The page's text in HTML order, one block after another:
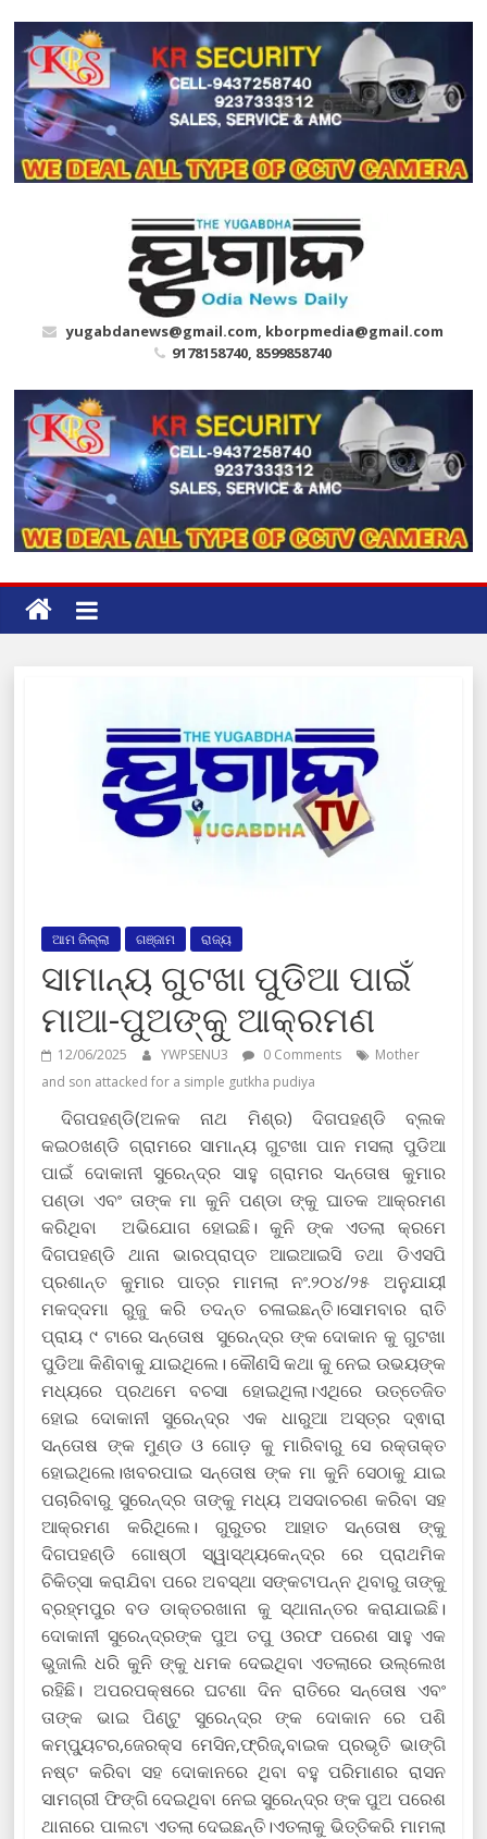
content
yugabdanews@gmail.com, kborpmedia@gmail.com
9178158740, 8599858740
ଆମ ଜିଲ୍ଲା ଗଞ୍ଜାମ ରାଜ୍ୟ
ସାମାନ୍ୟ ଗୁଟଖା ପୁଡିଆ ପାଇଁ
ମାଆ-ପୁଅଙ୍କୁ ଆକ୍ରମଣ
12/06/2025 YWPSENU3 0 Comments
Mother
and son attacked for a simple gutkha pudiya
ଦିଗପହଣ୍ଡି(ଅଳକ ନାଥ ମିଶ୍ର) ଦିଗପହଣ୍ଡି ବ୍ଲକ
କଇଠଖଣ୍ଡି ଗ୍ରାମରେ ସାମାନ୍ୟ ଗୁଟଖା ପାନ ମସଲା ପୁଡିଆ
ପାଇଁ ଦୋକାନୀ ସୁରେନ୍ଦ୍ର ସାହୁ ଗ୍ରାମର ସନ୍ତୋଷ କୁମାର
ପଣ୍ଡା ଏବଂ ତାଙ୍କ ମା କୁନି ପଣ୍ଡା ଙ୍କୁ ଘାତକ ଆକ୍ରମଣ
କରିଥିବା ଅଭିଯୋଗ ହୋଇଛି। କୁନି ଙ୍କ ଏତଲା କ୍ରମେ
ଦିଗପହଣ୍ଡି ଥାନା ଭାରପ୍ରାପ୍ତ ଆଇଆଇସି ତଥା ଡିଏସପି
ପ୍ରଶାନ୍ତ କୁମାର ପାତ୍ର ମାମଲା ନଂ.୨୦୪/୨୫ ଅନୁଯାୟୀ
ମକଦ୍ଦମା ରୁଜୁ କରି ତଦନ୍ତ ଚଳାଇଛନ୍ତି।ସୋମବାର ରାତି
ପ୍ରାୟ ୯ ଟାରେ ସନ୍ତୋଷ ସୁରେନ୍ଦ୍ର ଙ୍କ ଦୋକାନ କୁ ଗୁଟଖା
ପୁଡିଆ କିଣିବାକୁ ଯାଇଥିଲେ। କୌଣସି କଥା କୁ ନେଇ ଉଭୟଙ୍କ
ମଧ୍ୟରେ ପ୍ରଥମେ ବଚସା ହୋଇଥିଲା।ଏଥିରେ ଉତ୍ତେଜିତ
ହୋଇ ଦୋକାନୀ ସୁରେନ୍ଦ୍ର ଏକ ଧାରୁଆ ଅସ୍ତ୍ର ଦ୍ଵାରା
ସନ୍ତୋଷ ଙ୍କ ମୁଣ୍ଡ ଓ ଗୋଡ଼ କୁ ମାରିବାରୁ ସେ ରକ୍ତାକ୍ତ
ହୋଇଥିଲେ।ଖବରପାଇ ସନ୍ତୋଷ ଙ୍କ ମା କୁନି ସେଠାକୁ ଯାଇ
ପଚାରିବାରୁ ସୁରେନ୍ଦ୍ର ତାଙ୍କୁ ମଧ୍ୟ ଅସଦାଚରଣ କରିବା ସହ
ଆକ୍ରମଣ କରିଥିଲେ। ଗୁରୁତର ଆହାତ ସନ୍ତୋଷ ଙ୍କୁ
ଦିଗପହଣ୍ଡି ଗୋଷ୍ଠୀ ସ୍ୱାସ୍ଥ୍ୟକେନ୍ଦ୍ର ରେ ପ୍ରାଥମିକ
ଚିକିତ୍ସା କରାଯିବା ପରେ ଅବସ୍ଥା ସଙ୍କଟାପନ୍ନ ଥିବାରୁ ତାଙ୍କୁ
ବ୍ରହ୍ମପୁର ବଡ ଡାକ୍ତରଖାନା କୁ ସ୍ଥାନାନ୍ତର କରାଯାଇଛି।
ଦୋକାନୀ ସୁରେନ୍ଦ୍ରଙ୍କ ପୁଅ ତପୁ ଓରଫ ପରେଶ ସାହୁ ଏକ
ଭୁଜାଲି ଧରି କୁନି ଙ୍କୁ ଧମକ ଦେଇଥିବା ଏତଲାରେ ଉଲ୍ଲେଖ
ରହିଛି। ଅପରପକ୍ଷରେ ଘଟଣା ଦିନ ରାତିରେ ସନ୍ତୋଷ ଏବଂ
ତାଙ୍କ ଭାଇ ପିଣ୍ଟୁ ସୁରେନ୍ଦ୍ର ଙ୍କ ଦୋକାନ ରେ ପଶି
କମ୍ପ୍ୟୁଟର,ଜେରକ୍ସ ମେସିନ,ଫ୍ରିଜ୍,ବାଇକ ପ୍ରଭୃତି ଭାଙ୍ଗି
ନଷ୍ଟ କରିବା ସହ ଦୋକାନରେ ଥିବା ବହୁ ପରିମାଣର ରାସନ
ସାମଗ୍ରୀ ଫିଙ୍ଗି ଦେଇଥିବା ନେଇ ସୁରେନ୍ଦ୍ର ଙ୍କ ପୁଅ ପରେଶ
ଥାନାରେ ପାଲଟା ଏତଲା ଦେଇଛନ୍ତି।ଏତଲାକୁ ଭିତ୍ତିକରି ମାମଲା